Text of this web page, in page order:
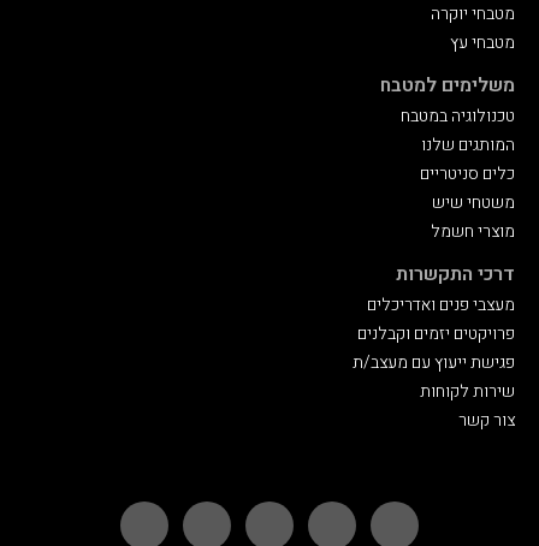
מטבחי יוקרה
מטבחי עץ
משלימים למטבח
טכנולוגיה במטבח
המותגים שלנו
כלים סניטריים
משטחי שיש
מוצרי חשמל
דרכי התקשרות
מעצבי פנים ואדריכלים
פרויקטים יזמים וקבלנים
פגישת ייעוץ עם מעצב/ת
שירות לקוחות
צור‬ קשר